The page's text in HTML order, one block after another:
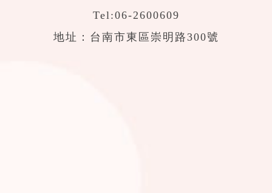
Tel:06-2600609
地址：台南市東區崇明路300號